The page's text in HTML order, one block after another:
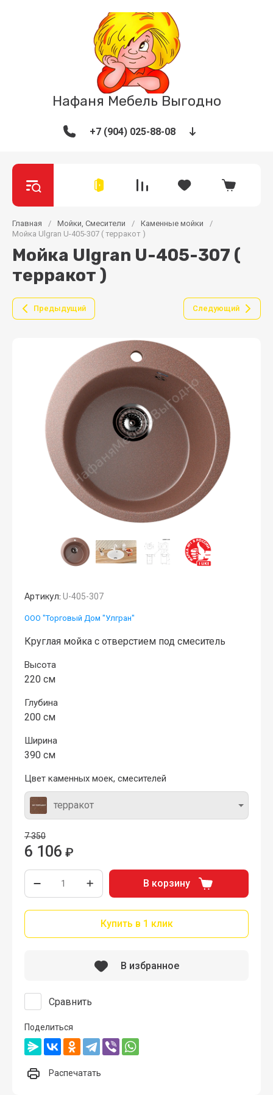
Нафаня Мебель Выгодно
+7 (904) 025-88-08
Главная / Мойки, Смесители / Каменные мойки
/
Мойка Ulgran U-405-307 ( терракот )
Мойка Ulgran U-405-307 (
терракот )
Предыдущий Следующий
Артикул: U-405-307
ООО "Торговый Дом "Улгран"
Круглая мойка с отверстием под смеситель
Высота
220 см
Глубина
200 см
Ширина
390 см
Цвет каменных моек, смесителей
терракот
7 350
6 106 ₽
В корзину
Купить в 1 клик
Сравнить
В избранное
Поделиться
Распечатать